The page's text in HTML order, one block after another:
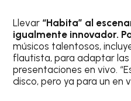
Llevar “Habita” al
igualmente innovador.
músicos talentosos,
flautista, para adaptar
presentaciones en vivo.
disco, pero ya para un en